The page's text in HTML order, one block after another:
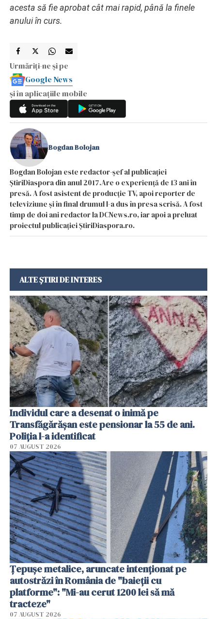
acesta să fie aprobat cât mai rapid, până la finele
anului în curs.
Urmăriți-ne și pe
Google News
și în aplicațiile mobile
Bogdan Bolojan
Bogdan Bolojan este redactor-șef al publicației
ȘtiriDiaspora din anul 2017.Are o experiență de 13 ani în
presă. A fost asistent de producție TV, apoi reporter de
televiziune și în final drumul l-a dus în presa scrisă. A fost
timp de doi ani redactor la DCNews.ro, iar apoi a preluat
proiectul publicației ȘtiriDiaspora.ro.
ALTE ȘTIRI DE INTERES
Individul care a desenat o inimă pe
Transfăgărășan este pensionar la 55 de ani.
Poliția l-a identificat
07 AUGUST 2026
Țepușe metalice, aruncate intenționat pe
autostrăzi în România de "baieții cu
platforme": "Mi-au cerut 1200 lei să mă
tracteze"
07 AUGUST 2026